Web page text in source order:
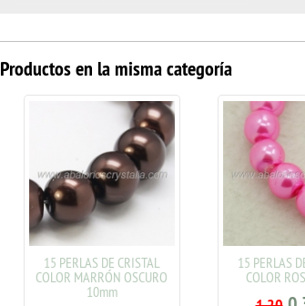
Productos en la misma categoría
15 PERLAS DE CRISTAL
COLOR MARRÓN OSCURO
10mm
15 PERLAS
COLOR